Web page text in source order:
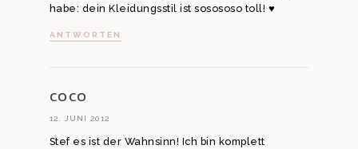
habe: dein Kleidungsstil ist sosososo toll! ♥
ANTWORTEN
COCO
12. JUNI 2012
Stef es ist der Wahnsinn! Ich bin komplett